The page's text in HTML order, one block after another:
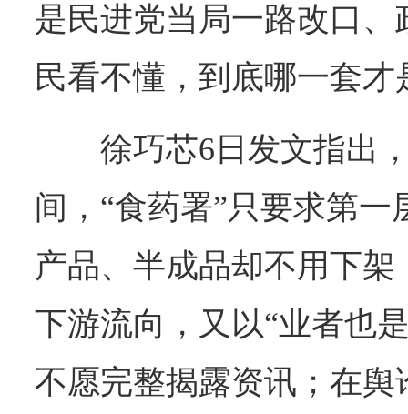
是民进党当局一路改口
民看不懂，到底哪一套
徐巧芯6日发文指出
间，“食药署”只要求第
产品、半成品却不用下
下游流向，又以“业者也
不愿完整揭露资讯；在